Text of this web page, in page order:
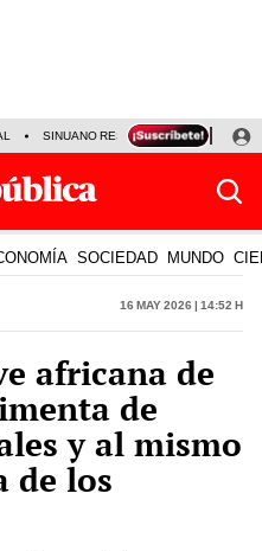
SINUANO RESULTADOS HOY
SOCIEDAD MUNDO
16 May 2026 | 14:52 h
africana de
de
y al mismo
de los